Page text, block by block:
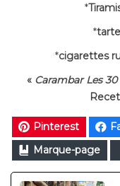
*
*
*cigarettes
« Carambar Les
Pinterest
Marque-page